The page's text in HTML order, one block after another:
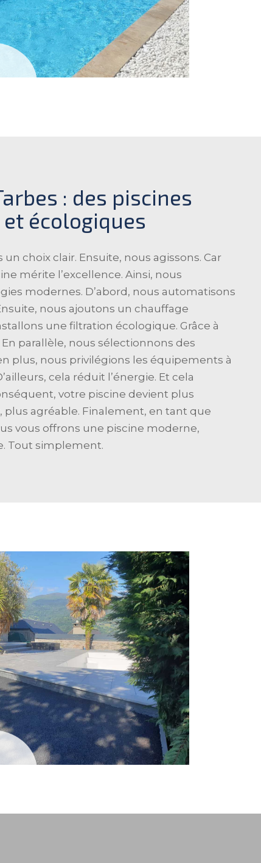
: des piscines
écologiques
choix clair. Ensuite, nous agissons. Car
mérite l’excellence. Ainsi, nous
modernes. D’abord, nous automatisons
nous ajoutons un chauffage
une filtration écologique. Grâce à
En parallèle, nous sélectionnons des
plus, nous privilégions les équipements à
cela réduit l’énergie. Et cela
votre piscine devient plus
plus agréable. Finalement, en tant que
vous offrons une piscine moderne,
Tout simplement.